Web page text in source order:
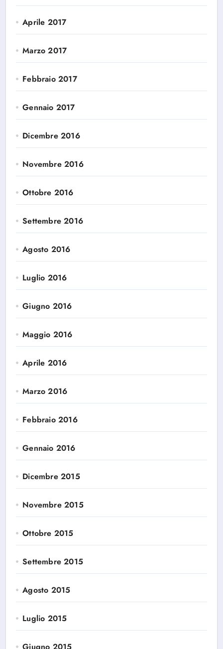
Aprile 2017
Marzo 2017
Febbraio 2017
Gennaio 2017
Dicembre 2016
Novembre 2016
Ottobre 2016
Settembre 2016
Agosto 2016
Luglio 2016
Giugno 2016
Maggio 2016
Aprile 2016
Marzo 2016
Febbraio 2016
Gennaio 2016
Dicembre 2015
Novembre 2015
Ottobre 2015
Settembre 2015
Agosto 2015
Luglio 2015